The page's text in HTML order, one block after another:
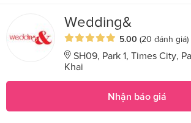
Wedding&
5.00 (20 đánh giá)
SH09, Park 1, Times City,
Khai
Nhận báo giá